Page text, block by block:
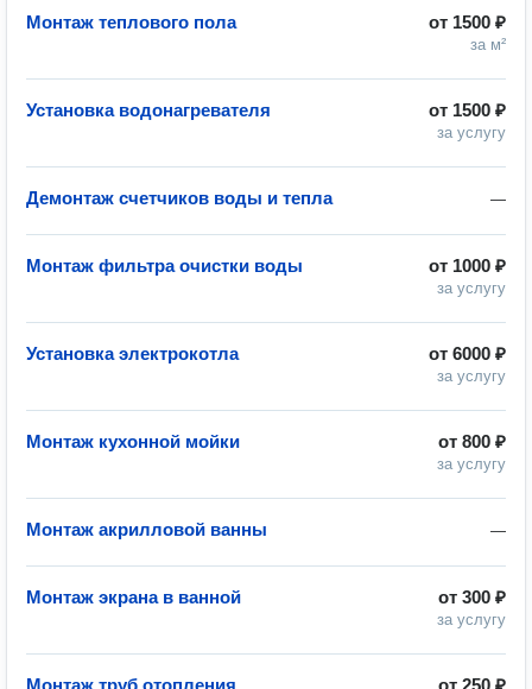
от 1500 ₽
за м²
Монтаж теплового пола
от 1500 ₽
за услугу
Установка водонагревателя
—
Демонтаж счетчиков воды и тепла
от 1000 ₽
за услугу
Монтаж фильтра очистки воды
от 6000 ₽
за услугу
Установка электрокотла
от 800 ₽
за услугу
Монтаж кухонной мойки
—
Монтаж акрилловой ванны
от 300 ₽
за услугу
Монтаж экрана в ванной
от 250 ₽
Монтаж труб отопления